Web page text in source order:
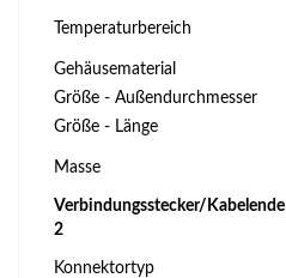
Temperaturbereich
Gehäusematerial
Größe - Außendurchmesser
Größe - Länge
Masse
Verbindungsstecker/Kabelende
2
Konnektortyp